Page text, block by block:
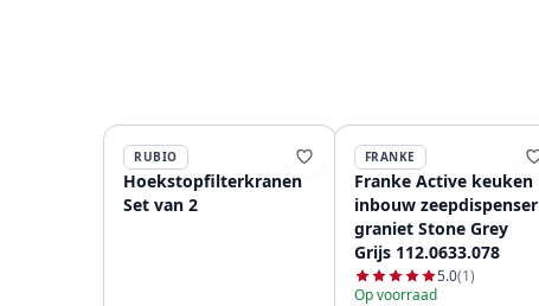
RUBIO
Hoekstopfilterkranen
Set van 2
FRANKE
Franke Active keuken
inbouw zeepdispenser
graniet Stone Grey
Grijs 112.0633.078
5.0(1)
Op voorraad